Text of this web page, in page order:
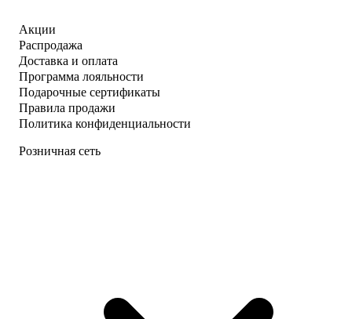
Акции
Распродажа
Доставка и оплата
Программа лояльности
Подарочные сертификаты
Правила продажи
Политика конфиденциальности
Розничная сеть